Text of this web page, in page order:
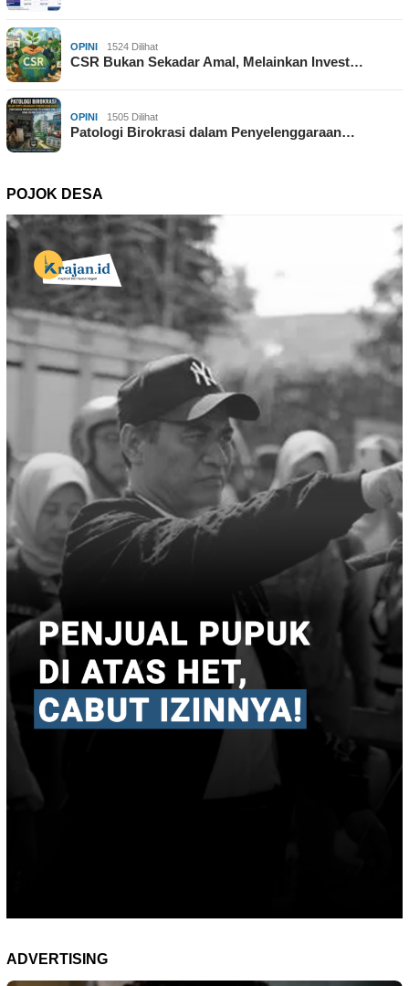
OPINI 1524 Dilihat
CSR Bukan Sekadar Amal, Melainkan Invest…
OPINI 1505 Dilihat
Patologi Birokrasi dalam Penyelenggaraan…
POJOK DESA
ADVERTISING